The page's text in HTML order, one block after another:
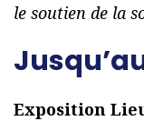
le soutien de la
Exposition